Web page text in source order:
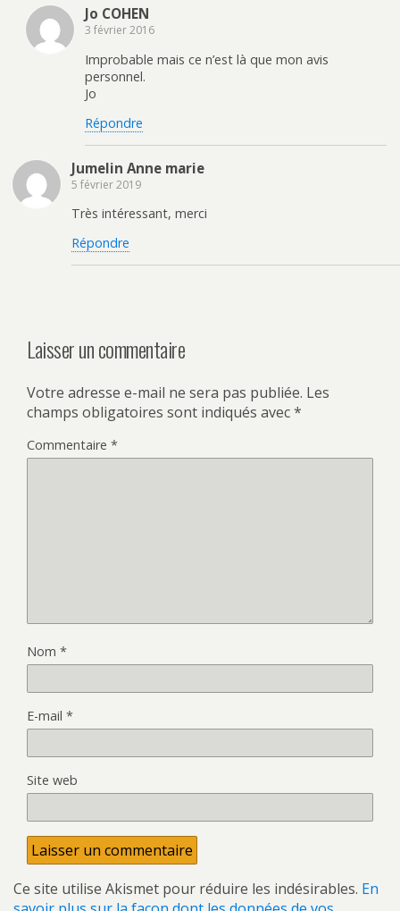
Jo COHEN
3 février 2016
Improbable mais ce n’est là que mon avis
personnel.
Jo
Répondre
Jumelin Anne marie
5 février 2019
Très intéressant, merci
Répondre
Laisser un commentaire
Votre adresse e-mail ne sera pas publiée. Les
champs obligatoires sont indiqués avec*
Commentaire *
Nom *
E-mail *
Site web
Ce site utilise Akismet pour réduire les indésirables. En